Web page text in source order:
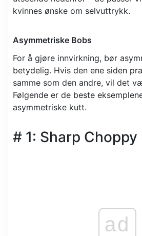
kvinnes ønske om selvuttrykk.
Asymmetriske Bobs
For å gjøre innvirkning, bør
betydelig. Hvis den ene siden
samme som den andre, vil det
Følgende er de beste
asymmetriske kutt.
# 1: Sharp Choppy
ad